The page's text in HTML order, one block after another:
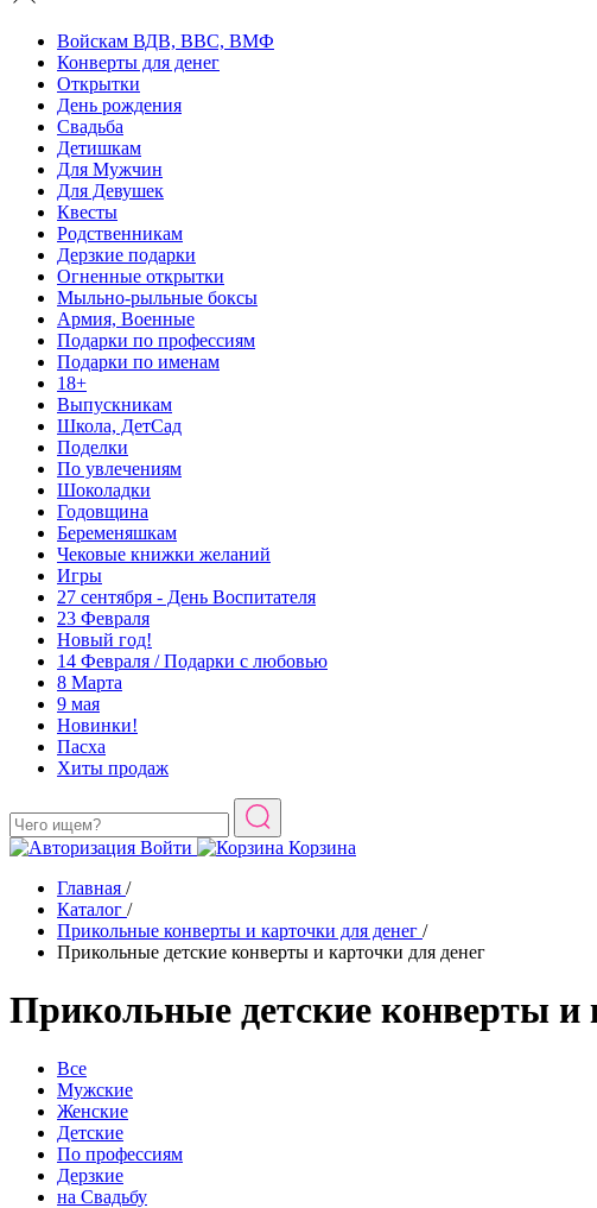
Войскам ВДВ, ВВС, ВМФ
Конверты для денег
Открытки
День рождения
Свадьба
Детишкам
Для Мужчин
Для Девушек
Квесты
Родственникам
Дерзкие подарки
Огненные открытки
Мыльно-рыльные боксы
Армия, Военные
Подарки по профессиям
Подарки по именам
18+
Выпускникам
Школа, ДетСад
Поделки
По увлечениям
Шоколадки
Годовщина
Беременяшкам
Чековые книжки желаний
Игры
27 сентября - День Воспитателя
23 Февраля
Новый год!
14 Февраля / Подарки с любовью
8 Марта
9 мая
Новинки!
Пасха
Хиты продаж
Войти
Корзина
Главная /
Каталог /
Прикольные конверты и карточки для денег /
Прикольные детские конверты и карточки для денег
Прикольные детские конверты и
Все
Мужские
Женские
Детские
По профессиям
Дерзкие
на Свадьбу